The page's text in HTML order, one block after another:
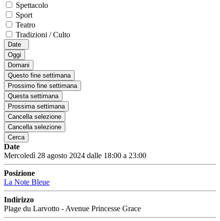
Spettacolo
Sport
Teatro
Tradizioni / Culto
Date
Oggi
Domani
Questo fine settimana
Prossimo fine settimana
Questa settimana
Prossima settimana
Cancella selezione
Cancella selezione
Cerca
Date
Mercoledì 28 agosto 2024 dalle 18:00 a 23:00
Posizione
La Note Bleue
Indirizzo
Plage du Larvotto - Avenue Princesse Grace